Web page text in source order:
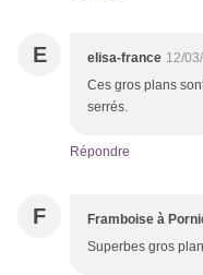
E elisa-france 12/
Ces gros plans
serrés.
Répondre
F Framboise à
Superbes gros